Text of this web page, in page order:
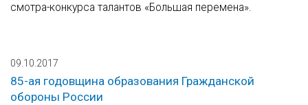
смотра-конкурса талантов «Большая перемена».
09.10.2017
85-ая годовщина образования Гражданской
обороны России